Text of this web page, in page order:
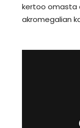
kertoo omasta
akromegalian